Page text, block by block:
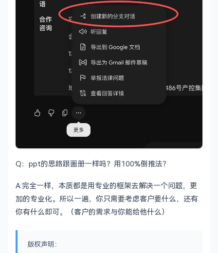
Q：ppt的思路跟画册一样吗？用100%倒推法？
A:完全一样，本质都是用专业的框架去解决一个问题，更
加的专业化。所以一遍，你只需要考虑客户要什么，还有
你有什么即可。（客户的需求与你能给他什么）
版权声明：